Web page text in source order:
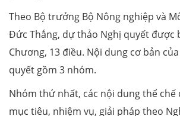
Theo Bộ trưởng Bộ Nông nghiệp và
Đức Thắng, dự thảo Nghị quyết được
Chương, 13 điều. Nội dung cơ bản
quyết gồm 3 nhóm.
Nhóm thứ nhất, các nội dung thể chế
mục tiêu, nhiệm vụ, giải pháp theo